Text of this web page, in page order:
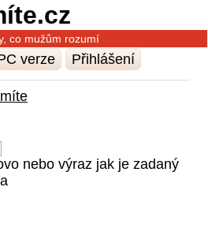
co mužům rozumí
verze Přihlášení
nebo výraz jak je zadaný